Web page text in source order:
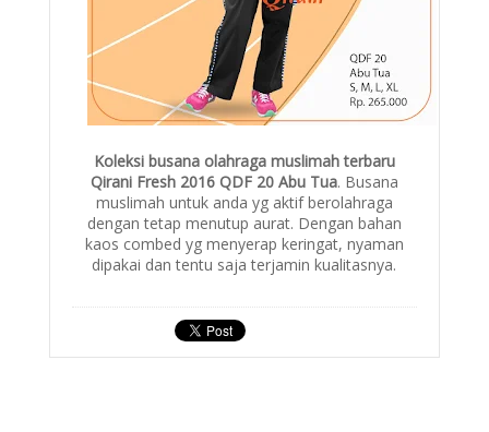
Koleksi busana olahraga muslimah terbaru
Qirani Fresh 2016 QDF 20 Abu Tua. Busana
muslimah untuk anda yg aktif berolahraga
dengan tetap menutup aurat. Dengan bahan
kaos combed yg menyerap keringat, nyaman
dipakai dan tentu saja terjamin kualitasnya.